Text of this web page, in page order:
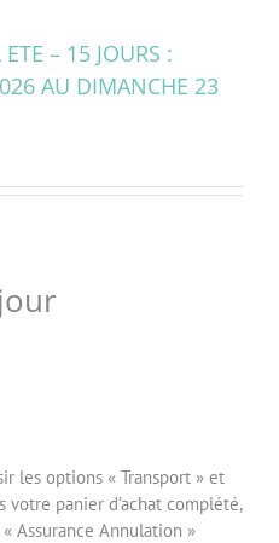
– 15 JOURS :
AU DIMANCHE 23
les options « Transport » et
votre panier d’achat complété,
Assurance Annulation »